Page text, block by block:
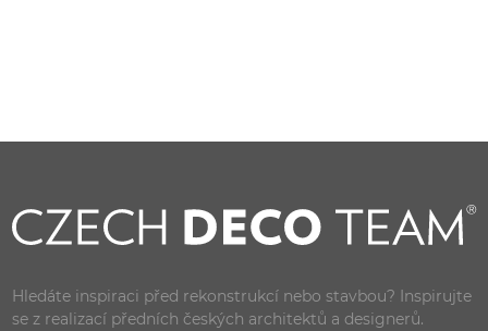
Hledáte inspiraci před rekonstrukcí nebo stavbou? Inspirujte
se z realizací předních českých architektů a designerů.